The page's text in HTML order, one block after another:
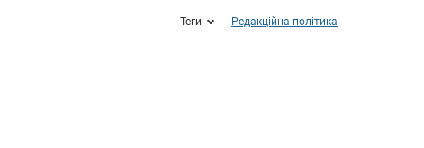
Теги Редакційна політика